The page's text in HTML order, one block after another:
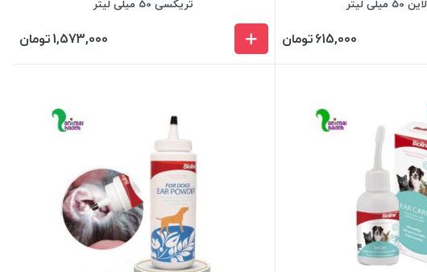
لیتر
615,000تومان
تریکسی 50 میلی لیتر
1,573,000تومان